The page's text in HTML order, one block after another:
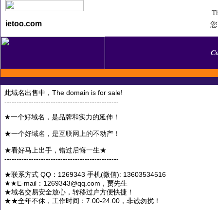
ietoo.com
此域名出售中，The domain is for sale!
-----------------------------------------------
★一个好域名，是品牌和实力的延伸！
★一个好域名，是互联网上的不动产！
★看好马上出手，错过后悔一生★
-----------------------------------------------
★联系方式 QQ：1269343 手机(微信): 13603534516
★★E-mail：1269343@qq.com，贾先生
★域名交易安全放心，转移过户方便快捷！
★★全年不休，工作时间：7:00-24:00，非诚勿扰！